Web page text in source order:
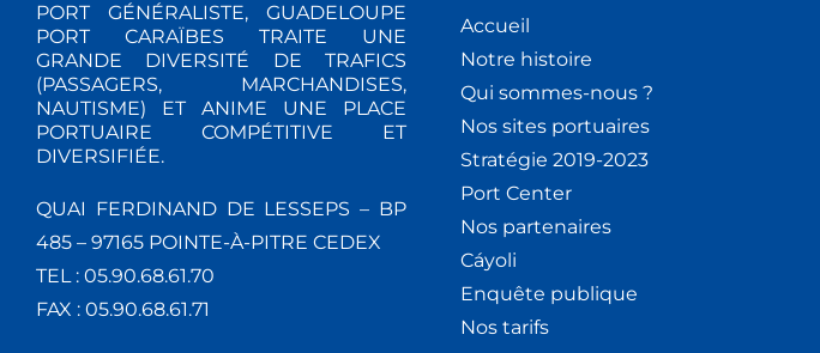
PORT GÉNÉRALISTE, GUADELOUPE
PORT CARAÏBES TRAITE UNE
GRANDE DIVERSITÉ DE TRAFICS
(PASSAGERS, MARCHANDISES,
NAUTISME) ET ANIME UNE PLACE
PORTUAIRE COMPÉTITIVE ET
DIVERSIFIÉE.
QUAI FERDINAND DE LESSEPS – BP
485 – 97165 POINTE-À-PITRE CEDEX
TEL : 05.90.68.61.70
FAX : 05.90.68.61.71
Accueil
Notre histoire
Qui sommes-nous ?
Nos sites portuaires
Stratégie 2019-2023
Port Center
Nos partenaires
Cáyoli
Enquête publique
Nos tarifs